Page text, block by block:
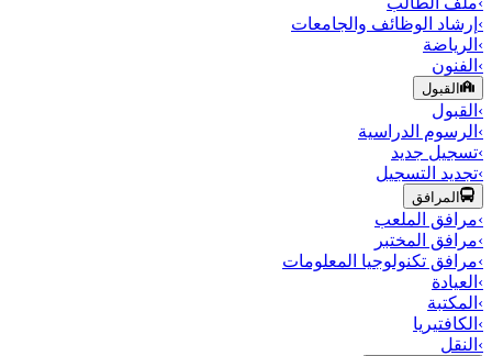
› إرشاد الوظائف والجامعات
› الرياضة
› الفنون
القبول
› القبول
› الرسوم الدراسية
›تسجيل جديد
›تجديد التسجيل
المرافق
›مرافق الملعب
›مرافق المختبر
›مرافق تكنولوجيا المعلومات
› العيادة
› المكتبة
› الكافتيريا
› النقل